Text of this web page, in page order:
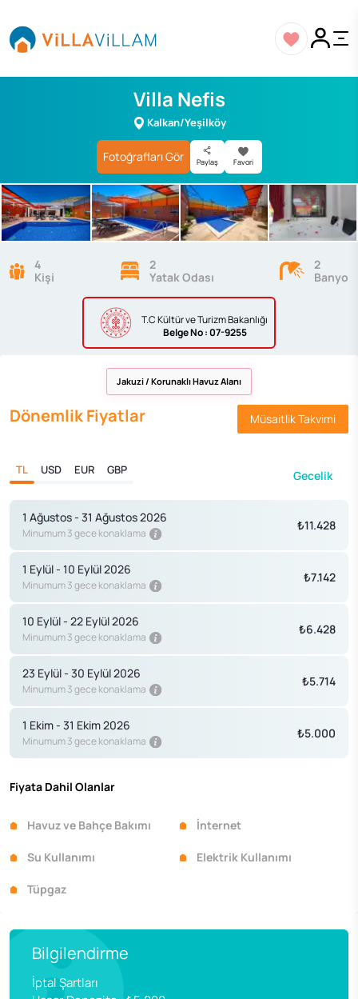
Villa Nefis
Kalkan/Yeşilköy
Fotoğrafları Gör Paylaş Favori
T.C Kültür ve Turizm Bakanlığı
BelgeNo : 07-9255
4
Kişi
2
Yatak Odası
2
Banyo
Jakuzi / Korunaklı Havuz Alanı
Dönemlik Fiyatlar Müsaitlik Takvimi
TL USD EUR GBP Gecelik
1 Ağustos - 31 Ağustos 2026
Minumum 3 gece konaklama
₺11.428
1 Eylül - 10 Eylül 2026
Minumum 3 gece konaklama
₺7.142
10 Eylül - 22 Eylül 2026
Minumum 3 gece konaklama
₺6.428
23 Eylül - 30 Eylül 2026
Minumum 3 gece konaklama
₺5.714
1 Ekim - 31 Ekim 2026
Minumum 3 gece konaklama
₺5.000
Fiyata Dahil Olanlar
Havuz ve Bahçe Bakımı İnternet
Su Kullanımı Elektrik Kullanımı
Tüpgaz
Bilgilendirme
İptal Şartları